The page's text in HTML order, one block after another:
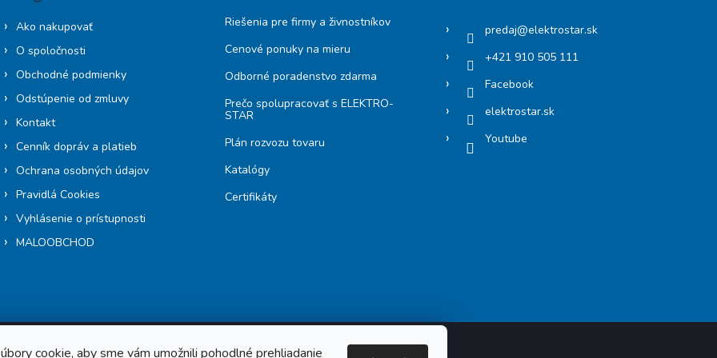
cookie, aby sme vám umožnili pohodlné prehliadanie
Ako nakupovať
O spoločnosti
Obchodné podmienky
Odstúpenie od zmluvy
Kontakt
Cenník dopráv a platieb
Ochrana osobných údajov
Pravidlá Cookies
Vyhlásenie o prístupnosti
MALOOBCHOD
Riešenia pre firmy a živnostníkov
Cenové ponuky na mieru
Odborné poradenstvo zdarma
Prečo spolupracovať s ELEKTRO-
STAR
Plán rozvozu tovaru
Katalógy
Certifikáty
predaj@elektrostar.sk
+421 910 505 111
Facebook
elektrostar.sk
Youtube